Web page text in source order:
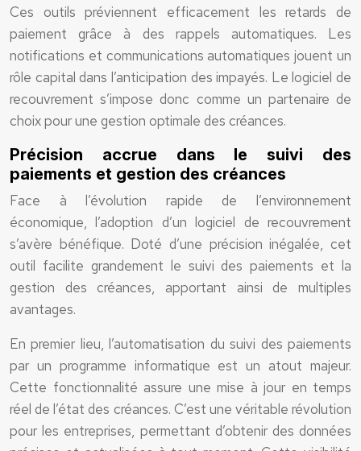
Ces outils préviennent efficacement les retards de
paiement grâce à des rappels automatiques. Les
notifications et communications automatiques jouent un
rôle capital dans l’anticipation des impayés. Le logiciel de
recouvrement s’impose donc comme un partenaire de
choix pour une gestion optimale des créances.
Précision accrue dans le suivi des
paiements et gestion des créances
Face à l’évolution rapide de l’environnement
économique, l’adoption d’un logiciel de recouvrement
s’avère bénéfique. Doté d’une précision inégalée, cet
outil facilite grandement le suivi des paiements et la
gestion des créances, apportant ainsi de multiples
avantages.
En premier lieu, l’automatisation du suivi des paiements
par un programme informatique est un atout majeur.
Cette fonctionnalité assure une mise à jour en temps
réel de l’état des créances. C’est une véritable révolution
pour les entreprises, permettant d’obtenir des données